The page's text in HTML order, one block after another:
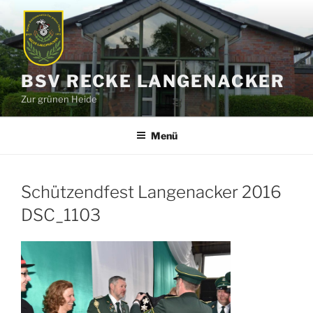
Inhalt
springen
BSV RECKE LANGENACKER
Zur grünen Heide
Menü
Schützendfest Langenacker 2016
DSC_1103